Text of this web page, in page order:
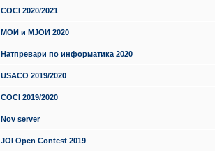
COCI 2020/2021
МОИ и МЈОИ 2020
Натпревари по информатика 2020
USACO 2019/2020
COCI 2019/2020
Nov server
JOI Open Contest 2019